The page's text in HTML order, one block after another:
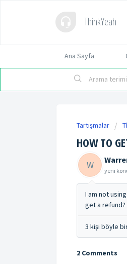
ThinkYeah
Ana Sayfa
Tartışmalar
HOW TO
W yeni
I am not
get a refund?
3 kişi böyle
2 Comments